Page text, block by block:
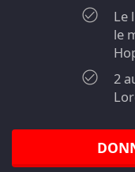
Le
le
2